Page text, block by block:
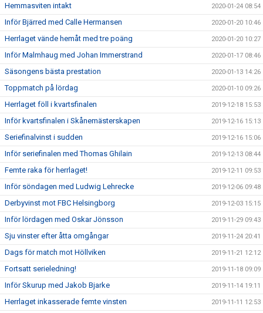
Hemmasviten intakt 2020-01-24 08:54
Inför Bjärred med Calle Hermansen 2020-01-20 10:46
Herrlaget vände hemåt med tre poäng 2020-01-20 10:27
Inför Malmhaug med Johan Immerstrand 2020-01-17 08:46
Säsongens bästa prestation 2020-01-13 14:26
Toppmatch på lördag 2020-01-10 09:26
Herrlaget föll i kvartsfinalen 2019-12-18 15:53
Inför kvartsfinalen i Skånemästerskapen 2019-12-16 15:13
Seriefinalvinst i sudden 2019-12-16 15:06
Inför seriefinalen med Thomas Ghilain 2019-12-13 08:44
Femte raka för herrlaget! 2019-12-11 09:53
Inför söndagen med Ludwig Lehrecke 2019-12-06 09:48
Derbyvinst mot FBC Helsingborg 2019-12-03 15:15
Inför lördagen med Oskar Jönsson 2019-11-29 09:43
Sju vinster efter åtta omgångar 2019-11-24 20:41
Dags för match mot Höllviken 2019-11-21 12:12
Fortsatt serieledning! 2019-11-18 09:09
Inför Skurup med Jakob Bjarke 2019-11-14 19:11
Herrlaget inkasserade femte vinsten 2019-11-11 12:53